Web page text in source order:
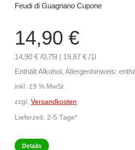
Feudi di Guagnano Cupone
14,90 €
14,90 € /0,75l | 19,87 € /1l
Enthält Alkohol, Allergenhinweis:
inkl. 19 % MwSt.
zzgl. Versandkosten
Lieferzeit: 2-5 Tage*
Details